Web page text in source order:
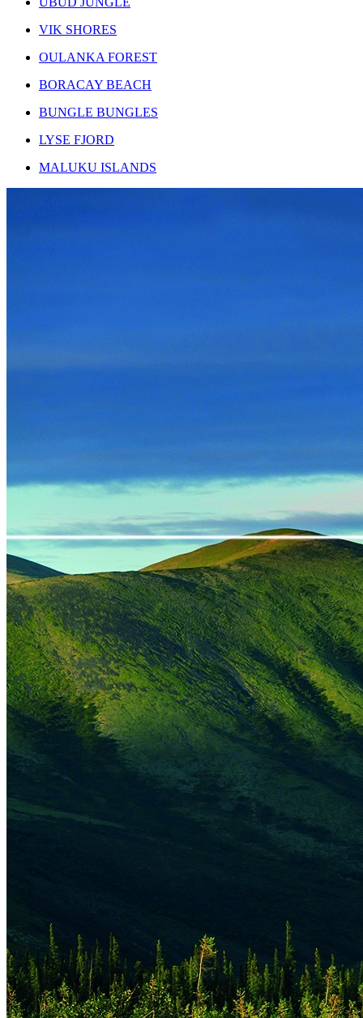
VIK SHORES
OULANKA FOREST
BORACAY BEACH
BUNGLE BUNGLES
LYSE FJORD
MALUKU ISLANDS